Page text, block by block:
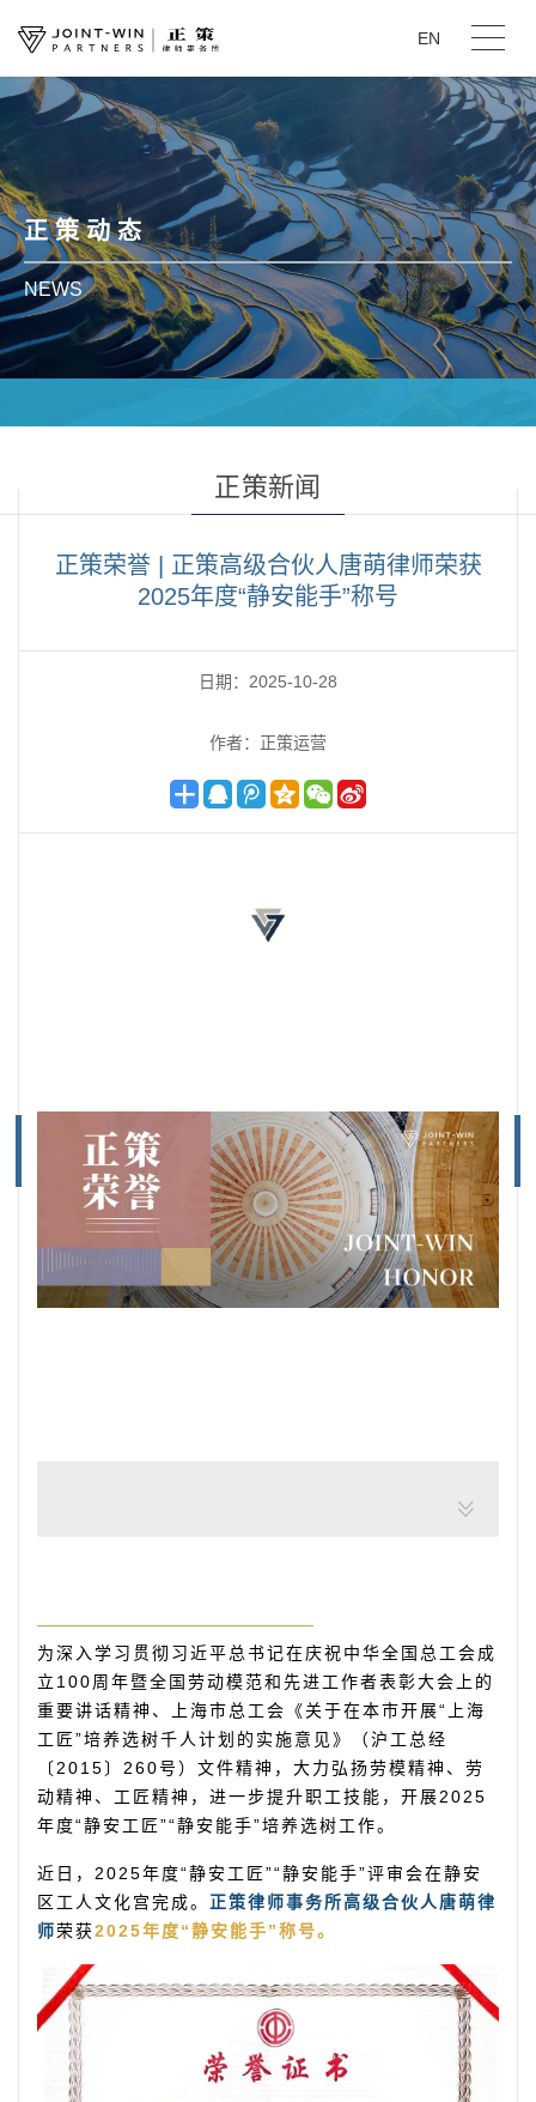
EN
正 策 动 态
NEWS
正策新闻
正策荣誉 | 正策高级合伙人唐萌律师荣获
2025年度“静安能手”称号
日期：2025-10-28
作者：正策运营
为深入学习贯彻习近平总书记在庆祝中华全国总工会成
立100周年暨全国劳动模范和先进工作者表彰大会上的
重要讲话精神、上海市总工会《关于在本市开展“上海
工匠”培养选树千人计划的实施意见》（沪工总经
〔2015〕260号）文件精神，大力弘扬劳模精神、劳
动精神、工匠精神，进一步提升职工技能，开展2025
年度“静安工匠”“静安能手”培养选树工作。
近日，2025年度“静安工匠”“静安能手”评审会在静安
区工人文化宫完成。 正策律师事务所高级合伙人唐萌律
师荣获2025年度“静安能手”称号。